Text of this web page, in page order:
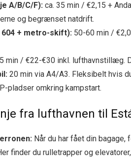
A/B/C/F): ca. 35 min / €2,15 +
og begrænset natdrift.
604 + metro-skift): 50-60 min /
min / €22-€30 inkl. lufthavnstillæg.
20 min via A4/A3. Fleksibelt hvis
pladser omkring kampstart.
fra lufthavnen til
Når du har fået din
finder du rulletrapper og